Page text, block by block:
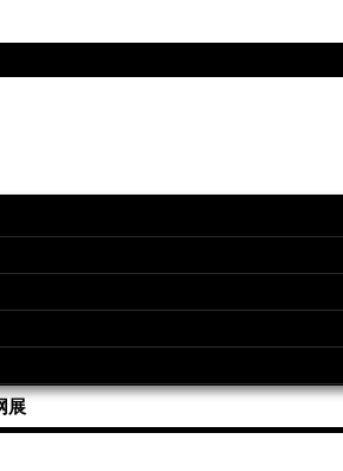
展